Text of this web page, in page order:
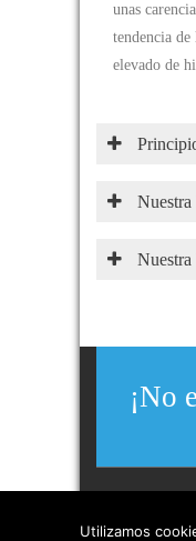
unas
tendencia
elevado de
¡No
Utilizamos